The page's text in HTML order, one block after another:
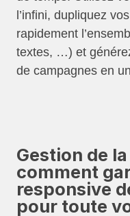
l’infini, dupliquez
rapidement
textes, …) et
de campagnes en
Gestion de
comment
responsive
pour toute